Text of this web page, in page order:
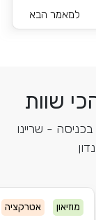
למאמר הבא
שוות
- שריינו
מוזיאון אטרקציה